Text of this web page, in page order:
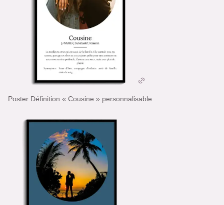
Poster Définition « Cousine » personnalisable